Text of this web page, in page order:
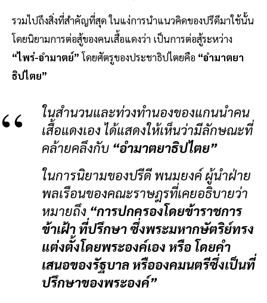
รวมไปถึงสิ่งที่สำคัญที่สุด ในแง่การนำแนวคิดของปรีดีมาใช้นั้น
โดยนิยามการต่อสู้ของคนเสื้อแดงว่า เป็นการต่อสู้ระหว่าง
“ไพร่-อำมาตย์”โดยศัตรูของประชาธิปไตยคือ “อำมาตยา
ธิปไตย”
ในสำนวนและท่วงทำนองของแกนนำคน
เสื้อแดงเอง ได้แสดงให้เห็นว่ามีลักษณะที่
คล้ายคลึงกับ “อำมาตยาธิปไตย”
ในการนิยามของปรีดี พนมยงค์ ผู้นำฝ่าย
พลเรือนของคณะราษฎรที่เคยอธิบายว่า
หมายถึง “การปกครองโดยข้าราชการ
ข้าเฝ้า ที่ปรึกษา ซึ่งพระมหากษัตริย์ทรง
แต่งตั้งโดยพระองค์เอง หรือ โดยคำ
เสนอของรัฐบาล หรือองคมนตรีซึ่งเป็นที่
ปรึกษาของพระองค์”